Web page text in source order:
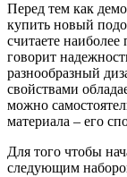
Перед тем как
купить новый
считаете
говорит
разнообразный
свойствами
можно
материала – его
Для того чтобы
следующим